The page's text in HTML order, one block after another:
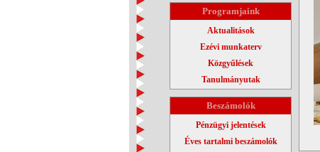
Programjaink
Aktualitások
Ezévi munkaterv
Közgyűlések
Tanulmányutak
Beszámolók
Pénzügyi jelentések
Éves tartalmi beszámolók